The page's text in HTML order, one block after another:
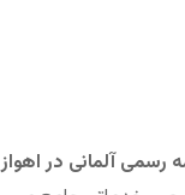
رسمی آلمانی در اهواز